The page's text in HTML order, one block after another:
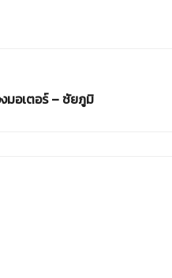
มอเตอร์ – ชัยภูมิ